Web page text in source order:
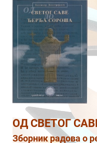
ОД СВЕТОГ
Зборник радова о